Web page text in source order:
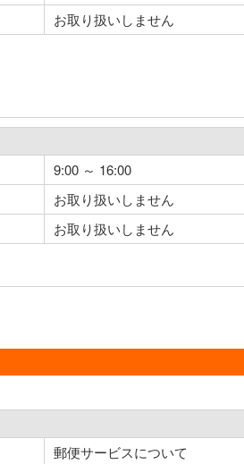
お取り扱いしません
9:00 ～ 16:00
お取り扱いしません
お取り扱いしません
郵便サービスについて